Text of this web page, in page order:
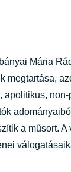
Mária
megtartása,
apolitikus,
a műsort.